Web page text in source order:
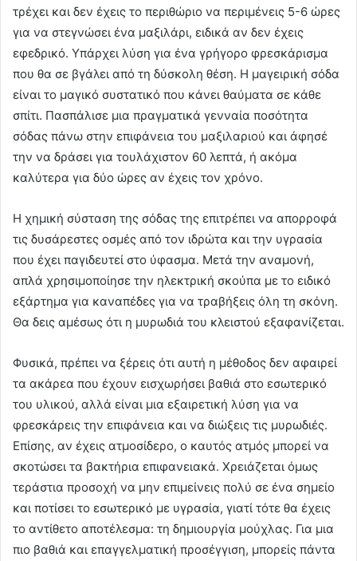
τρέχει και δεν έχεις το περιθώριο να περιμένεις 5-6 ώρες
για να στεγνώσει ένα μαξιλάρι, ειδικά αν δεν έχεις
εφεδρικό. Υπάρχει λύση για ένα γρήγορο φρεσκάρισμα
που θα σε βγάλει από τη δύσκολη θέση. Η μαγειρική σόδα
είναι το μαγικό συστατικό που κάνει θαύματα σε κάθε
σπίτι. Πασπάλισε μια πραγματικά γενναία ποσότητα
σόδας πάνω στην επιφάνεια του μαξιλαριού και άφησέ
την να δράσει για τουλάχιστον 60 λεπτά, ή ακόμα
καλύτερα για δύο ώρες αν έχεις τον χρόνο.
Η χημική σύσταση της σόδας της επιτρέπει να απορροφά
τις δυσάρεστες οσμές από τον ιδρώτα και την υγρασία
που έχει παγιδευτεί στο ύφασμα. Μετά την αναμονή,
απλά χρησιμοποίησε την ηλεκτρική σκούπα με το ειδικό
εξάρτημα για καναπέδες για να τραβήξεις όλη τη σκόνη.
Θα δεις αμέσως ότι η μυρωδιά του κλειστού εξαφανίζεται.
Φυσικά, πρέπει να ξέρεις ότι αυτή η μέθοδος δεν αφαιρεί
τα ακάρεα που έχουν εισχωρήσει βαθιά στο εσωτερικό
του υλικού, αλλά είναι μια εξαιρετική λύση για να
φρεσκάρεις την επιφάνεια και να διώξεις τις μυρωδιές.
Επίσης, αν έχεις ατμοσίδερο, ο καυτός ατμός μπορεί να
σκοτώσει τα βακτήρια επιφανειακά. Χρειάζεται όμως
τεράστια προσοχή να μην επιμείνεις πολύ σε ένα σημείο
και ποτίσει το εσωτερικό με υγρασία, γιατί τότε θα έχεις
το αντίθετο αποτέλεσμα: τη δημιουργία μούχλας. Για μια
πιο βαθιά και επαγγελματική προσέγγιση, μπορείς πάντα